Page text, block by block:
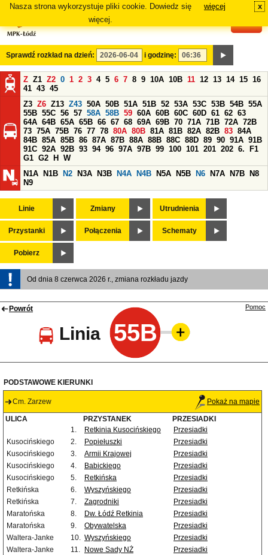
Nasza strona wykorzystuje pliki cookie. Dowiedz się
więcej.
więcej x
Sprawdź rozkład na dzień: i godzinę:
Z Z1 Z2 0 1 2 3 4 5 6 7 8 9 10A 10B 11 12 13 14 15 16
41 43 45
Z3 Z6 Z13 Z43 50A 50B 51A 51B 52 53A 53C 53B 54B 55A
55B 55C 56 57 58A 58B 59 60A 60B 60C 60D 61 62 63
64A 64B 65A 65B 66 67 68 69A 69B 70 71A 71B 72A 72B
73 75A 75B 76 77 78 80A 80B 81A 81B 82A 82B 83 84A
84B 85A 85B 86 87A 87B 88A 88B 88C 88D 89 90 91A 91B
91C 92A 92B 93 94 96 97A 97B 99 100 101 201 202 6.
F1
G1 G2 H
W
N1A
N1B N2 N3A N3B N4A N4B N5A N5B N6 N7A N7B
N8
N9
Linie Zmiany Utrudnienia
Przystanki Połączenia Schematy
Pobierz
Od dnia 8 czerwca 2026 r., zmiana rozkładu jazdy
Powrót
Linia 55B
Pomoc
PODSTAWOWE KIERUNKI
Cm. Zarzew Pokaż na mapie
ULICA PRZYSTANEK
PRZESIADKI
1.
Retkinia Kusocińskiego
Przesiadki
Kusocińskiego
2. Popiełuszki
Przesiadki
Kusocińskiego
3. Armii Krajowej
Przesiadki
Kusocińskiego
4. Babickiego
Przesiadki
Kusocińskiego
5. Retkińska
Przesiadki
Retkińska
6. Wyszyńskiego
Przesiadki
Retkińska
7. Zagrodniki
Przesiadki
Maratońska
8. Dw. Łódź Retkinia
Przesiadki
Maratońska
9. Obywatelska
Przesiadki
Waltera-Janke
10. Wyszyńskiego
Przesiadki
Waltera-Janke
11. Nowe Sady NŻ
Przesiadki